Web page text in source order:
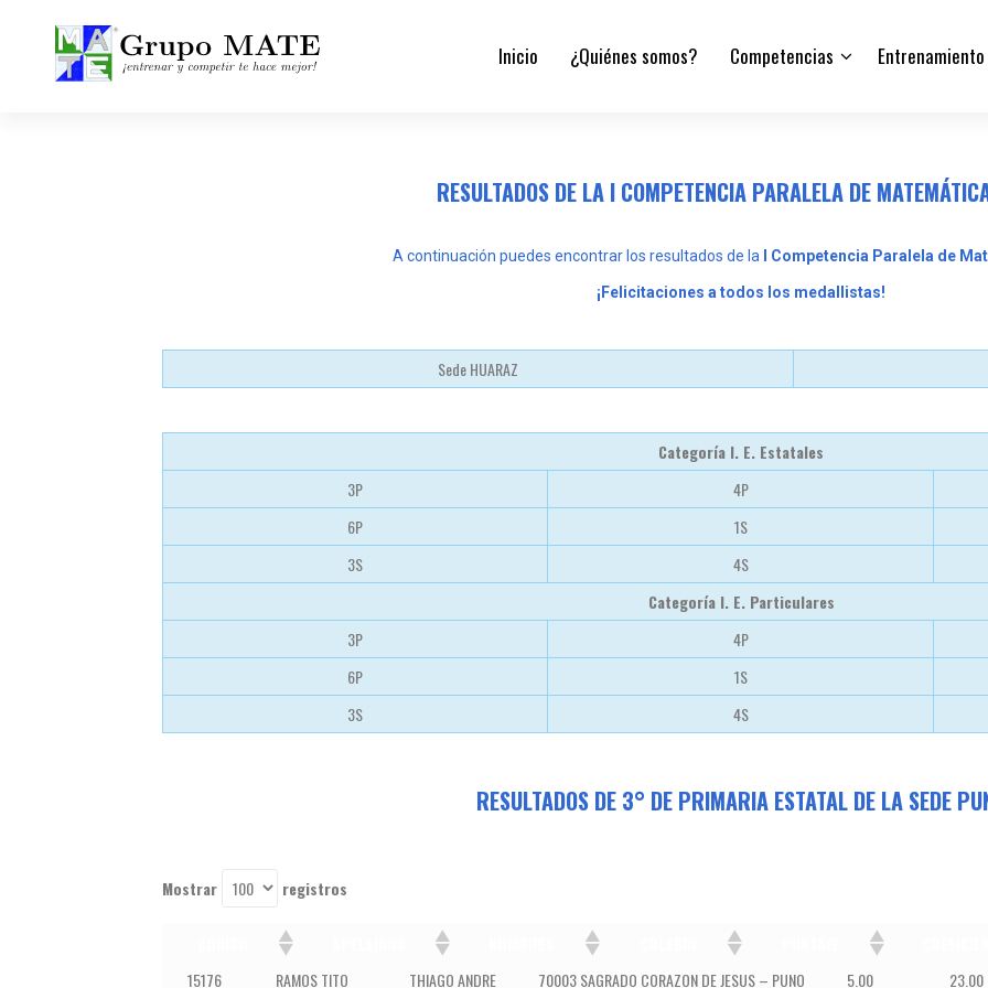
Inicio ¿Quiénes somos? Competencias Entrenamiento
RESULTADOS DE LA I COMPETENCIA PARALELA DE
A continuación puedes encontrar los resultados de la I Competencia Paralela de
¡Felicitaciones a todos los medallistas!
Sede HUARAZ
Categoría I. E. Estatales
3P
4P
6P
1S
3S
4S
Categoría I. E. Particulares
3P
4P
6P
1S
3S
4S
RESULTADOS DE 3° DE PRIMARIA ESTATAL DE LA SEDE
Mostrar registros
CÓDIGO
APELLIDOS NOMBRES COLEGIO PUNTAJE
15176 RAMOS TITO THIAGO ANDRE 70003 SAGRADO CORAZON DE JESUS – PUNO 5.00 23.00